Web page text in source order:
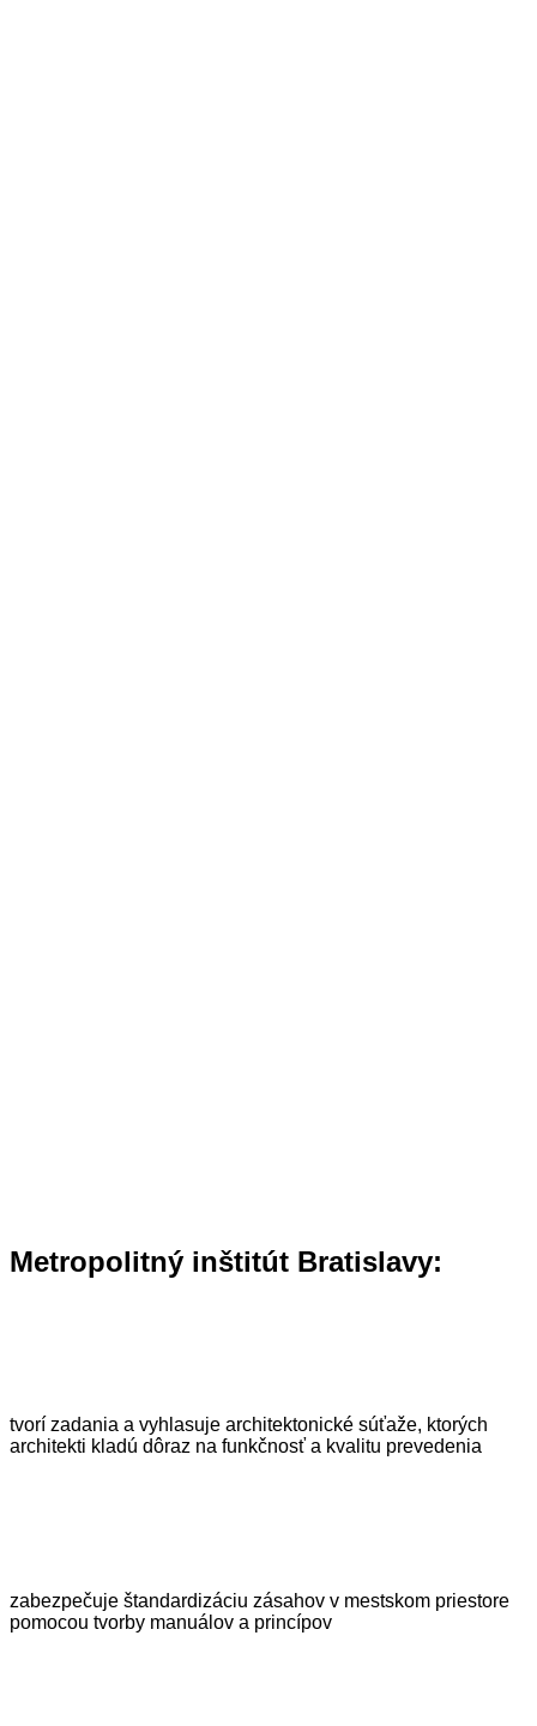
Metropolitný inštitút Bratislavy:
tvorí zadania a vyhlasuje architektonické súťaže, ktorých
architekti kladú dôraz na funkčnosť a kvalitu prevedenia
zabezpečuje štandardizáciu zásahov v mestskom priestore
pomocou tvorby manuálov a princípov